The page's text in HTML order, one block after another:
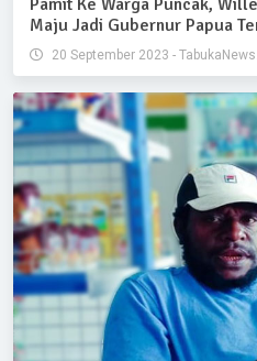
Pamit Ke Warga Puncak,
Maju Jadi Gubernur Papua
20 September 2023 -